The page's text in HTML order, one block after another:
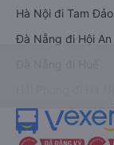
Hà Nội đi Tam Đảo
Đà Nẵng đi Hội An